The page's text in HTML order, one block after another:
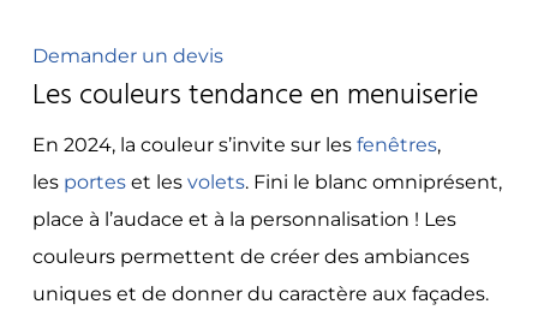
Demander un devis
Les couleurs tendance en menuiserie
En 2024, la couleur s’invite sur les fenêtres,
les porteset les volets. Fini le blanc omniprésent,
place à l’audace et à la personnalisation ! Les
couleurs permettent de créer des ambiances
uniques et de donner du caractère aux façades.